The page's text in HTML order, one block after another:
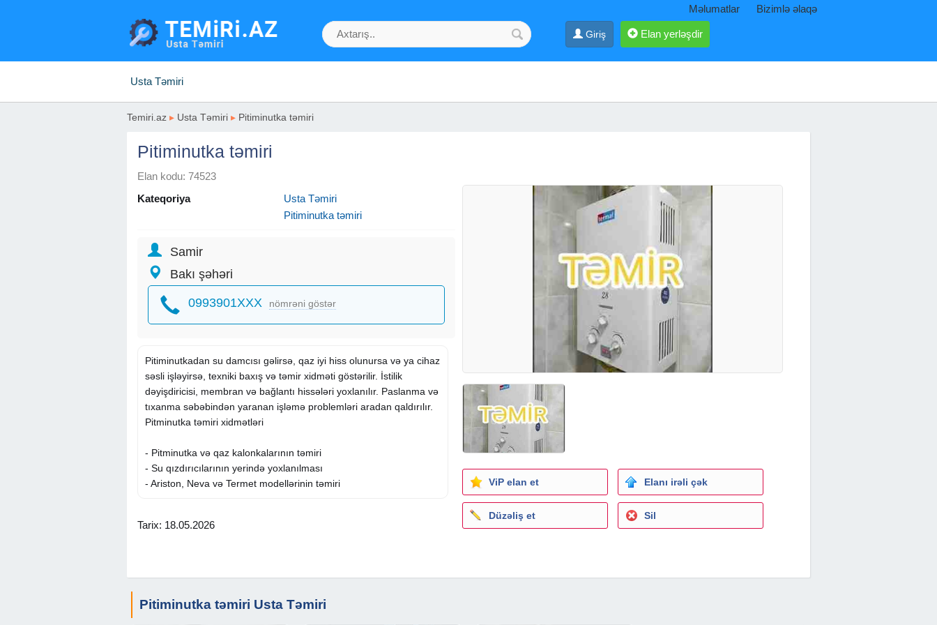
Məlumatlar Bizimlə əlaqə
Giriş Elan yerləşdir
Usta Təmiri
Temiri.az ▸ Usta Təmiri ▸ Pitiminutka təmiri
Pitiminutka təmiri
Elan kodu: 74523
Kateqoriya
Usta Təmiri
Pitiminutka təmiri
Samir
Bakı şəhəri
0993901XXX nömrəni göstər
Pitiminutkadan su damcısı gəlirsə, qaz iyi hiss olunursa və ya cihaz
səsli işləyirsə, texniki baxış və təmir xidməti göstərilir. İstilik
dəyişdiricisi, membran və bağlantı hissələri yoxlanılır. Paslanma və
tıxanma səbəbindən yaranan işləmə problemləri aradan qaldırılır.
Pitminutka təmiri xidmətləri
- Pitminutka və qaz kalonkalarının təmiri
- Su qızdırıcılarının yerində yoxlanılması
- Ariston, Neva və Termet modellərinin təmiri
-Santexnikişlərinin görülməsi
Nasazlıqların aradan qaldırılması
Tarix: 18.05.2026
ViP elan et Elanı irəli çək
Düzəliş et Sil
Pitiminutka təmiri Usta Təmiri